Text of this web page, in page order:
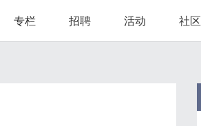
专栏 招聘 活动 社区